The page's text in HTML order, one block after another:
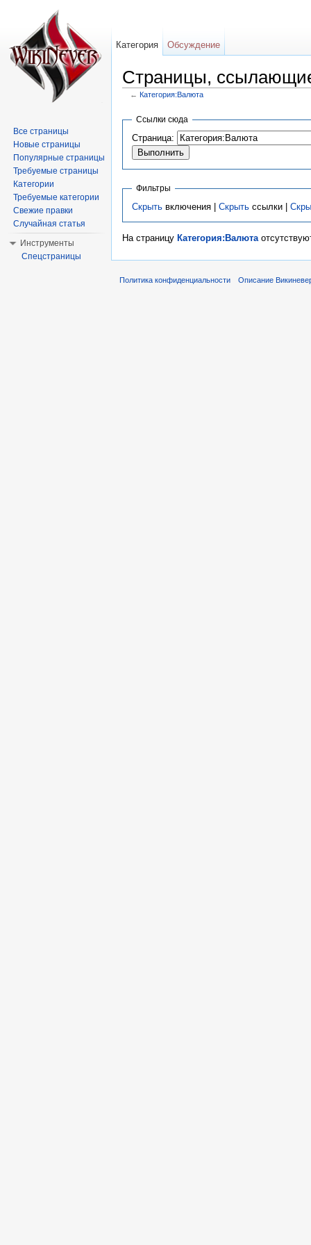
Страницы,
← Категория:Валюта
Ссылки сюда
Страница:
Фильтры
Скрытьвключения | Скрытьссылки |
На страницу Категория:Валюта
Категория Обсуждение
Все страницы
Новые страницы
Популярные страницы
Требуемые страницы
Категории
Требуемые категории
Свежие правки
Случайная статья
Инструменты
Спецстраницы
Политика конфиденциальности Описание